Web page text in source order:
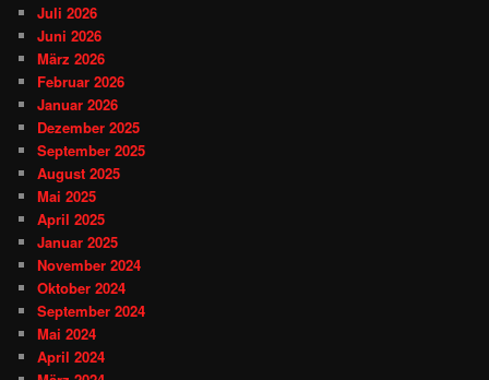
Juli 2026
Juni 2026
März 2026
Februar 2026
Januar 2026
Dezember 2025
September 2025
August 2025
Mai 2025
April 2025
Januar 2025
November 2024
Oktober 2024
September 2024
Mai 2024
April 2024